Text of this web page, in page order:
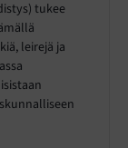
tukee
leirejä ja